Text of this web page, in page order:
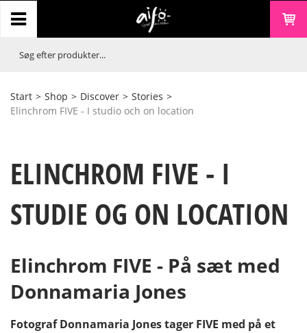
Start > Shop > Discover > Stories >
Elinchrom FIVE - I studio och on location
ELINCHROM FIVE - I
STUDIE OG ON LOCATION
Elinchrom FIVE - På sæt med
Donnamaria Jones
Fotograf Donnamaria Jones tager FIVE med på et